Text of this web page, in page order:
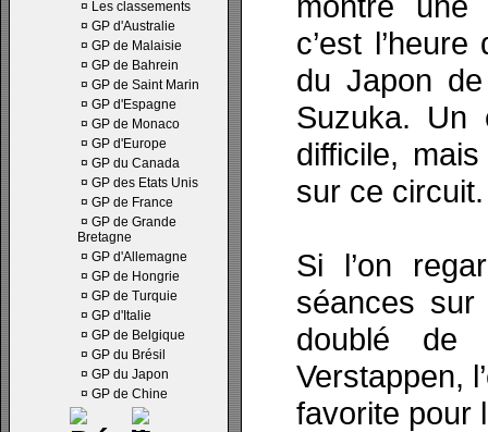
¤ Les classements
¤ GP d'Australie
¤ GP de Malaisie
¤ GP de Bahrein
¤ GP de Saint Marin
¤ GP d'Espagne
¤ GP de Monaco
¤ GP d'Europe
¤ GP du Canada
¤ GP des Etats Unis
¤ GP de France
¤ GP de Grande
Bretagne
¤ GP d'Allemagne
¤ GP de Hongrie
¤ GP de Turquie
¤ GP d'Italie
¤ GP de Belgique
¤ GP du Brésil
¤ GP du Japon
¤ GP de Chine
c’est
du Japon
Suzuka. Un
difficile,
sur ce circuit.
Si l’on
séances
doublé de
Verstappen,
favorite pour